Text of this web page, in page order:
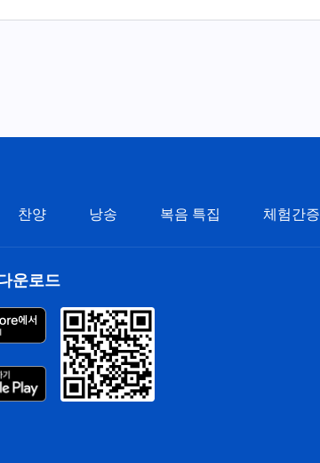
찬양 낭송 복음 특집 체험간증
운로드